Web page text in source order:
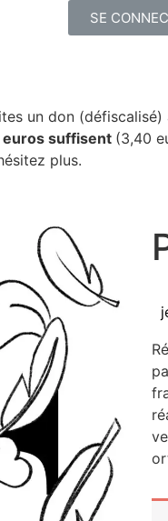
SE
un don (défiscalisé)
euros suffisent (3,40
plus.